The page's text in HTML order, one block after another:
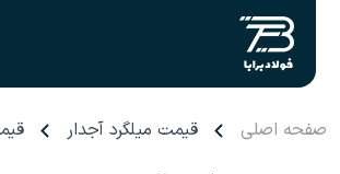
صفحه اصلی قیمت میلگرد آجدار